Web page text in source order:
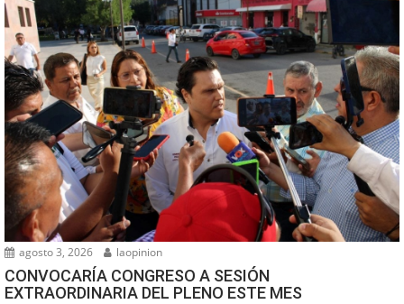
agosto 3, 2026 laopinion
CONVOCARÍA CONGRESO A SESIÓN
EXTRAORDINARIA DEL PLENO ESTE MES